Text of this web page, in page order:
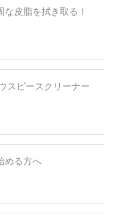
皮脂を拭き取る！
スピースクリーナー
める方へ